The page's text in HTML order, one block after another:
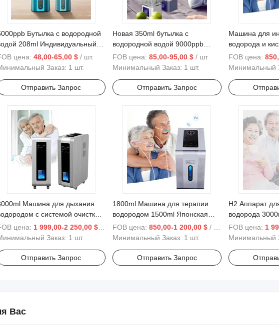
Бутылка с водородной
208ml Индивидуальный
воды Pem для
водородной воды с
цена: 48,00-65,00 $ / шт.
Заказ: 1 шт.
Отправить Запрос
Новая 350ml бутылка с
водородной водой 9000ppb
генератор водорода технологии
Pem ионизатор воды Echo с
водородная бутылка
FOB цена: 85,00-95,00 $ / шт.
Минимальный Заказ: 1 шт.
Отправить Запрос
Машина для
водорода и
домашних
Ингалятор
FOB цена:
Минимальный
Машина для дыхания
с системой очистки
Машина для дыхания
для
цена: 1 999,00-2 250,00 $
/ шт.
Заказ: 1 шт.
Отправить Запрос
1800ml Машина для терапии
водородом 1500ml Японская
машина для ингаляции
водорода на продажу
FOB цена: 850,00-1 200,00 $ / шт.
Минимальный Заказ: 1 шт.
Отправить Запрос
H2 Аппарат
водорода
для
водорода
FOB цена: 1
Минимальный
Вас